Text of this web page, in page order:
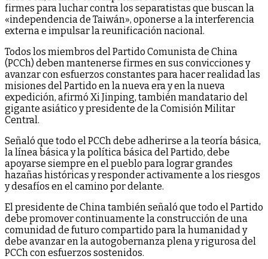
firmes para luchar contra los separatistas que buscan la
«independencia de Taiwán», oponerse a la interferencia
externa e impulsar la reunificación nacional.
Todos los miembros del Partido Comunista de China
(PCCh) deben mantenerse firmes en sus convicciones y
avanzar con esfuerzos constantes para hacer realidad las
misiones del Partido en la nueva era y en la nueva
expedición, afirmó Xi Jinping, también mandatario del
gigante asiático y presidente de la Comisión Militar
Central.
Señaló que todo el PCCh debe adherirse a la teoría básica,
la línea básica y la política básica del Partido, debe
apoyarse siempre en el pueblo para lograr grandes
hazañas históricas y responder activamente a los riesgos
y desafíos en el camino por delante.
El presidente de China también señaló que todo el Partido
debe promover continuamente la construcción de una
comunidad de futuro compartido para la humanidad y
debe avanzar en la autogobernanza plena y rigurosa del
PCCh con esfuerzos sostenidos.